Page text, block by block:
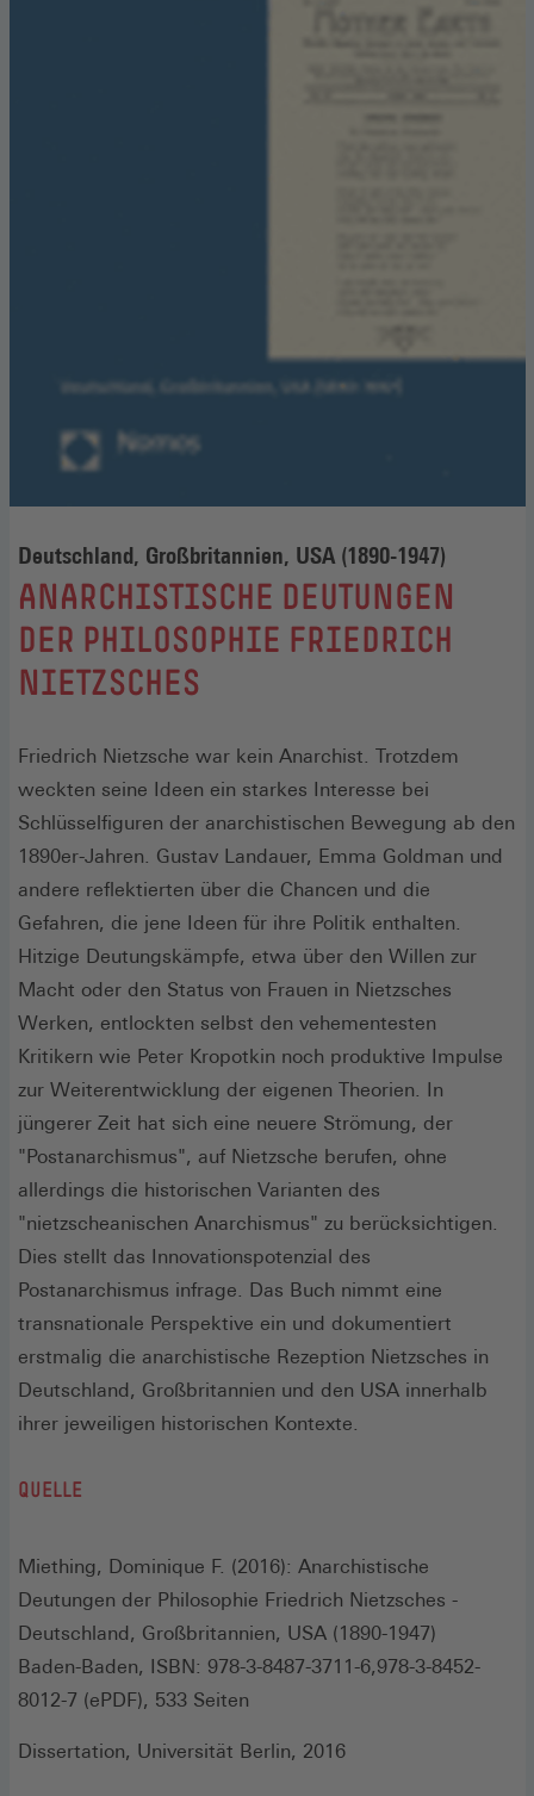
Deutschland, Großbritannien, USA (1890-1947)
:
ANARCHISTISCHE DEUTUNGEN
DER PHILOSOPHIE FRIEDRICH
NIETZSCHES
Friedrich Nietzsche war kein Anarchist. Trotzdem
weckten seine Ideen ein starkes Interesse bei
Schlüsselfiguren der anarchistischen Bewegung ab den
1890er-Jahren. Gustav Landauer, Emma Goldman und
andere reflektierten über die Chancen und die
Gefahren, die jene Ideen für ihre Politik enthalten.
Hitzige Deutungskämpfe, etwa über den Willen zur
Macht oder den Status von Frauen in Nietzsches
Werken, entlockten selbst den vehementesten
Kritikern wie Peter Kropotkin noch produktive Impulse
zur Weiterentwicklung der eigenen Theorien. In
jüngerer Zeit hat sich eine neuere Strömung, der
"Postanarchismus", auf Nietzsche berufen, ohne
allerdings die historischen Varianten des
"nietzscheanischen Anarchismus" zu berücksichtigen.
Dies stellt das Innovationspotenzial des
Postanarchismus infrage. Das Buch nimmt eine
transnationale Perspektive ein und dokumentiert
erstmalig die anarchistische Rezeption Nietzsches in
Deutschland, Großbritannien und den USA innerhalb
ihrer jeweiligen historischen Kontexte.
QUELLE
Miething, Dominique F. (2016): Anarchistische
Deutungen der Philosophie Friedrich Nietzsches -
Deutschland, Großbritannien, USA (1890-1947)
Baden-Baden, ISBN: 978-3-8487-3711-6,978-3-8452-
8012-7 (ePDF), 533 Seiten
Dissertation, Universität Berlin, 2016